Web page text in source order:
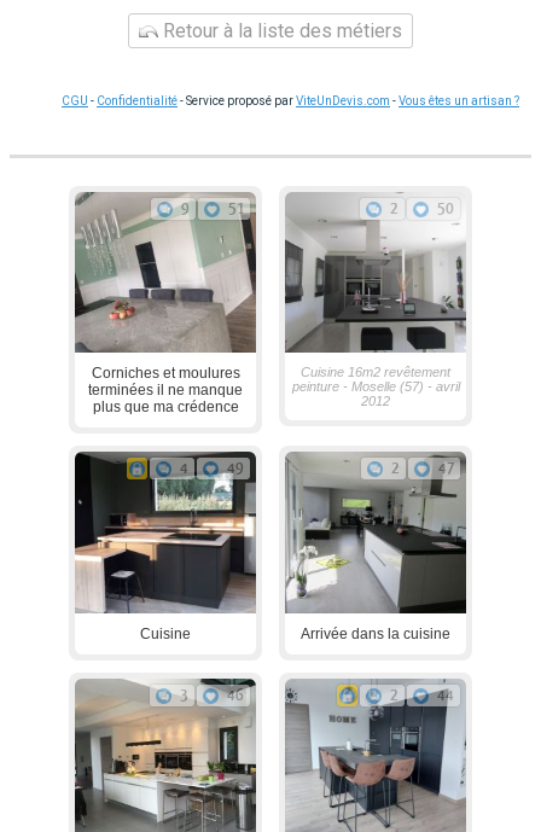
Retour à la liste des métiers
CGU - Confidentialité- Service proposé parViteUnDevis.com -Vous êtes un artisan ?
9 51
Corniches et moulures
terminées il ne manque
plus que ma crédence
2 50
Cuisine 16m2 revêtement
peinture - Moselle (57) - avril
2012
4 49
Cuisine
2 47
Arrivée dans la cuisine
3 46 2 44